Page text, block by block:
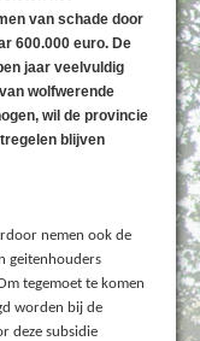
van schade door
600.000 euro. De
jaar veelvuldig
wolfwerende
wil de provincie
blijven
nemen ook de
geitenhouders
tegemoet te komen
worden bij de
deze subsidie